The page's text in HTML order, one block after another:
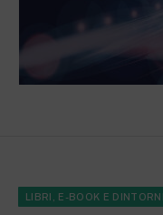
LIBRI, E-BOOK E DINTORNI